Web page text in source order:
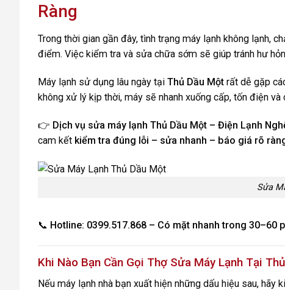
Ràng
Trong thời gian gần đây, tình trạng máy lạnh không lạnh,
điểm. Việc kiểm tra và sửa chữa sớm sẽ giúp tránh hư
Máy lạnh sử dụng lâu ngày tại Thủ Dầu Một rất dễ gặp
không xử lý kịp thời, máy sẽ nhanh xuống cấp, tốn điện
👉 Dịch vụ sửa máy lạnh Thủ Dầu Một – Điện Lạnh
cam kết kiểm tra đúng lỗi – sửa nhanh – báo giá rõ
Sửa
📞 Hotline: 0399.517.868 – Có mặt nhanh trong 30–60
Khi Nào Bạn Cần Gọi Thợ Sửa Máy Lạnh Tại
Nếu máy lạnh nhà bạn xuất hiện những dấu hiệu sau, hãy